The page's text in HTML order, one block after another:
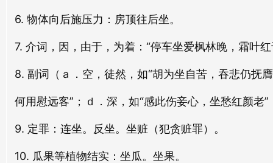
6. 物体向后施压力：房顶往后坐。
7. 介词，因，由于，为着：“停车坐爱枫林晚，霜叶
8. 副词（ａ．空，徒然，如“胡为坐自苦，吞悲仍抚
何用慰远客”；ｄ．深，如“感此伤妾心，坐愁红颜老
9. 定罪：连坐。反坐。坐赃（犯贪赃罪）。
10. 瓜果等植物结实：坐瓜。坐果。